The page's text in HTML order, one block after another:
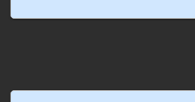
LEGGI TUTTO